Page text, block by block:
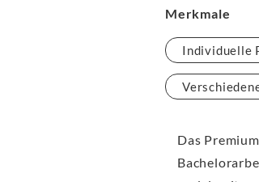
Merkmale
Individuelle
Das